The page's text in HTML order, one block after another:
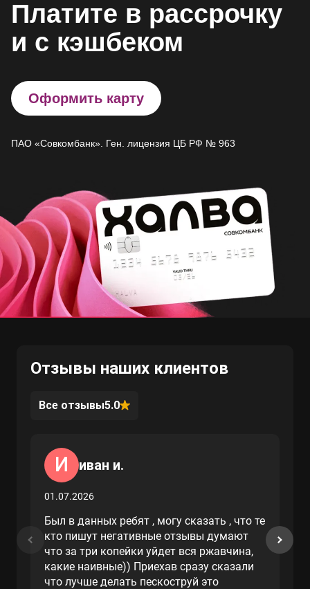
Платите в рассрочку
и с кэшбеком
Оформить карту
ПАО «Совкомбанк». Ген. лицензия ЦБ РФ № 963
Отзывы наших клиентов
Все отзывы5.0
И иван и.
01.07.2026
Был в данных ребят , могу сказать , что те
кто пишут негативные отзывы думают
что за три копейки уйдет вся ржавчина,
какие наивные)) Приехав сразу сказали
что лучше делать пескоструй это